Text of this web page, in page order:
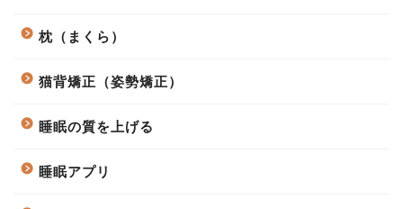
枕（まくら）
猫背矯正（姿勢矯正）
睡眠の質を上げる
睡眠アプリ